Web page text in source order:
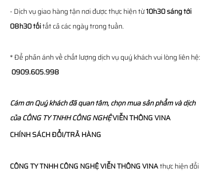
- Dịch vụ giao hàng tận nơi được thực hiện từ10h30 sáng tới
08h30 tốitất cả các ngày trong tuần.
* Để phản ánh về chất lượng dịch vụ quý khách vui lòng liên hệ:
0909.605.998
Cám ơn Quý khách đã quan tâm, chọn mua sản phẩm và dịch
củaCÔNG TY TNHH CÔNG NGHỆVIỄN THÔNGVINA
CHÍNH SÁCH ĐỔI/TRẢ HÀNG
CÔNG TY TNHH CÔNG NGHỆ VIỄN THÔNG VINAthực hiện đổi